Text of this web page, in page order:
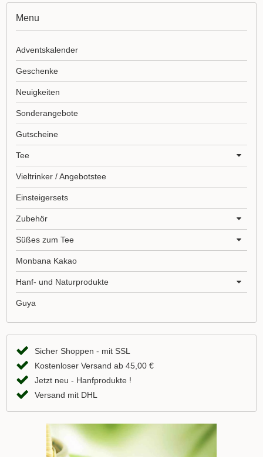
Menu
Adventskalender
Geschenke
Neuigkeiten
Sonderangebote
Gutscheine
Tee
Vieltrinker / Angebotstee
Einsteigersets
Zubehör
Süßes zum Tee
Monbana Kakao
Hanf- und Naturprodukte
Guya
Sicher Shoppen - mit SSL
Kostenloser Versand ab 45,00 €
Jetzt neu - Hanfprodukte !
Versand mit DHL